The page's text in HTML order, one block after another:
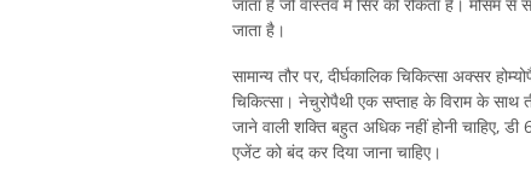
जाता है।
सामान्य तौर पर, दीर्घकालिक चिकित्सा अक्सर
चिकित्सा। नेचुरोपैथी एक सप्ताह के विराम के
जाने वाली शक्ति बहुत अधिक नहीं होनी चाहिए, डी
एजेंट को बंद कर दिया जाना चाहिए।